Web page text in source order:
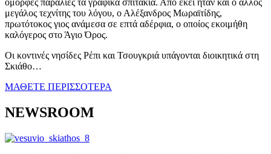
μεγάλος τεχνίτης του λόγου, ο Αλέξανδρος Μωραϊτίδης,
πρωτότοκος γιος ανάμεσα σε επτά αδέρφια, ο οποίος εκοιμήθη
καλόγερος στο Άγιο Όρος.
Οι κοντινές νησίδες Ρέπι και Τσουγκριά υπάγονται διοικητικά στη
Σκιάθο…
ΜΑΘΕΤΕ ΠΕΡΙΣΣΟΤΕΡΑ
NEWSROOM